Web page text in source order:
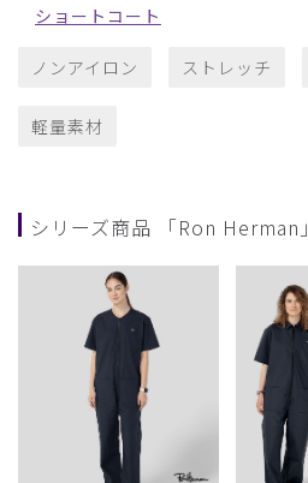
ショートコート
ノンアイロン ストレッチ
軽量素材
シリーズ商品 「Ron Herman」